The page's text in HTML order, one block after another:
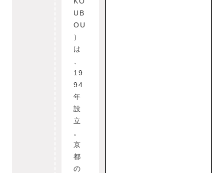
UB
OU
）
は
19
94
年
設
立
。
京
都
の